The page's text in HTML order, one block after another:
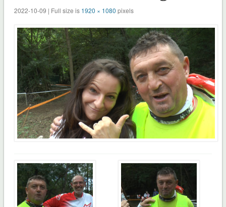
2022-10-09 | Full size is 1920 × 1080 pixels